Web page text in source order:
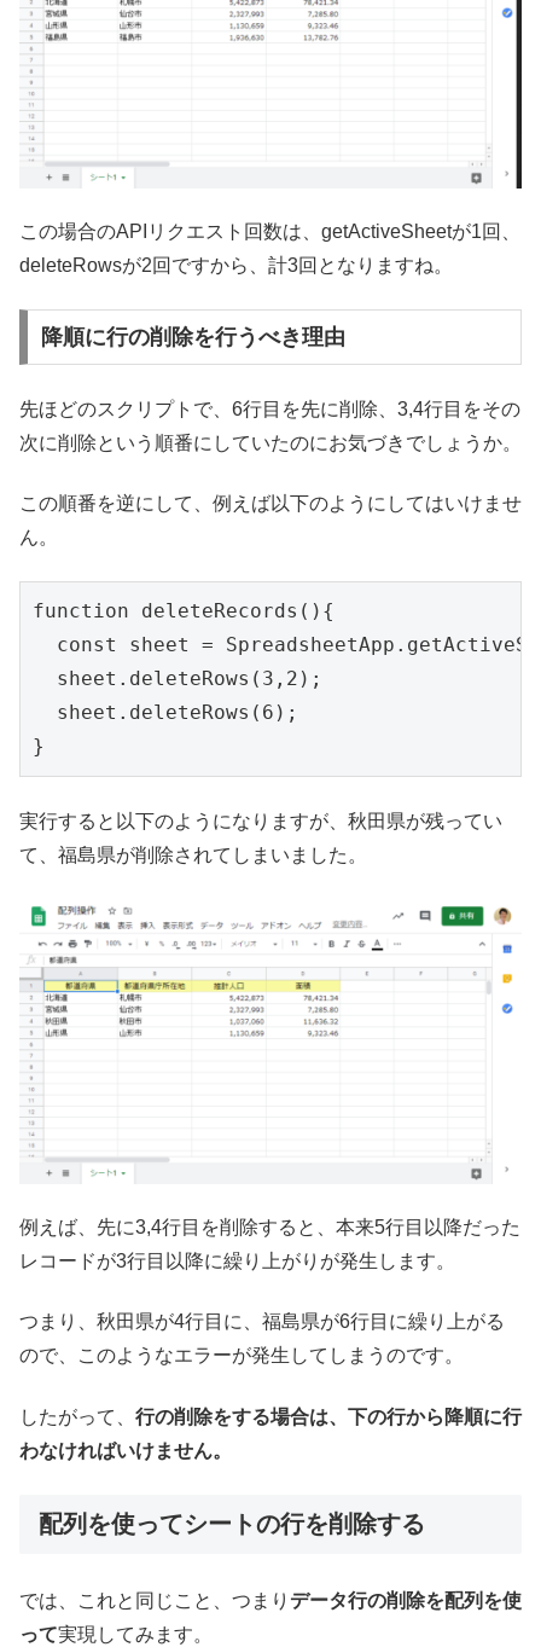
この場合のAPIリクエスト回数は、getActiveSheetが1回、
deleteRowsが2回ですから、計3回となりますね。
降順に行の削除を行うべき理由
先ほどのスクリプトで、6行目を先に削除、3,4行目をその
次に削除という順番にしていたのにお気づきでしょうか。
この順番を逆にして、例えば以下のようにしてはいけませ
ん。
function deleteRecords(){
const sheet =
  sheet.deleteRows(3,2);
  sheet.deleteRows(6);
実行すると以下のようになりますが、秋田県が残ってい
て、福島県が削除されてしまいました。
例えば、先に3,4行目を削除すると、本来5行目以降だった
レコードが3行目以降に繰り上がりが発生します。
つまり、秋田県が4行目に、福島県が6行目に繰り上がる
ので、このようなエラーが発生してしまうのです。
したがって、 行の削除をする場合は、下の行から降順に行
わなければいけません。
配列を使ってシートの行を削除する
では、これと同じこと、つまり データ行の削除を配列を使
って実現してみます。